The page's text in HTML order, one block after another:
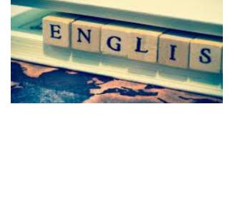
help
you
navigate
and
interact
with
content.